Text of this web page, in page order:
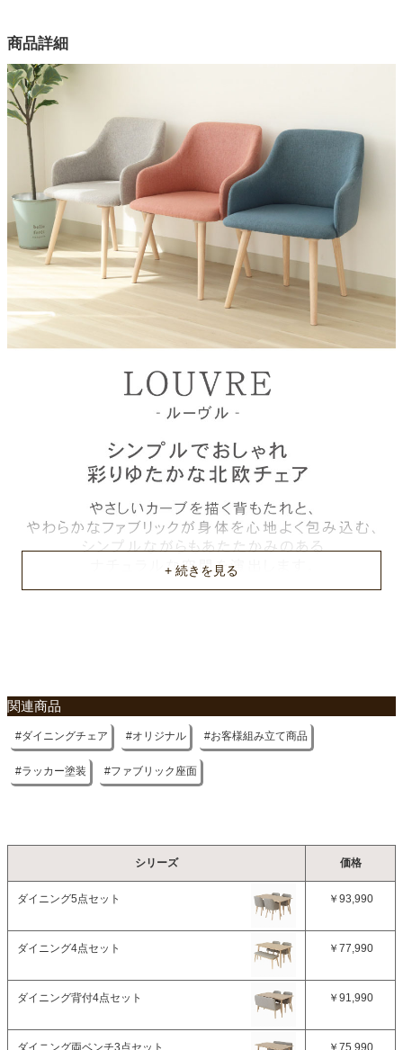
3色
座面素材
ポリエステル
脚部素材
ラバーウッド無垢材
脚部塗装
ラッカー塗装
梱包サイズ
約60x62x50(cm)
梱包重量
約11kg
商品詳細
関連商品
ダイニングチェア オリジナル お客様組み立て商品
ラッカー塗装 ファブリック座面
シリーズ 価格
ダイニング5点セット ￥93,990
ダイニング4点セット ￥77,990
ダイニング背付4点セット ￥91,990
ダイニング両ベンチ3点セット ￥75,990